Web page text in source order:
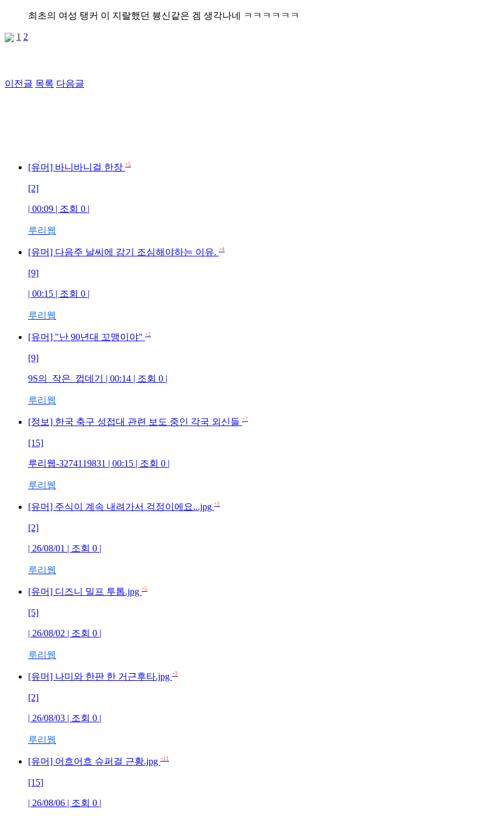
최초의 여성 탱커 이 지랄했던 븅신같은 겜 생각나네 ㅋㅋㅋㅋㅋㅋ
1 2
이전글 목록 다음글
[유머] 바니바니걸 한장 +5
[2]
| 00:09 | 조회 0 |
루리웹
[유머] 다음주 날씨에 감기 조심해야하는 이유. +4
[9]
| 00:15 | 조회 0 |
루리웹
[유머] "난 90년대 꼬맹이야" +2
[9]
9S의_작은_껍데기 | 00:14 | 조회 0 |
루리웹
[정보] 한국 축구 성접대 관련 보도 중인 각국 외신들 +7
[15]
루리웹-3274119831 | 00:15 | 조회 0 |
루리웹
[유머] 주식이 계속 내려가서 걱정이에요...jpg +3
[2]
| 26/08/01 | 조회 0 |
루리웹
[유머] 디즈니 밀프 투톱.jpg +5
[5]
| 26/08/02 | 조회 0 |
루리웹
[유머] 나미와 한판 한 거근후타.jpg +3
[2]
| 26/08/03 | 조회 0 |
루리웹
[유머] 어흐어흐 슈퍼걸 근황.jpg +11
[15]
| 26/08/06 | 조회 0 |